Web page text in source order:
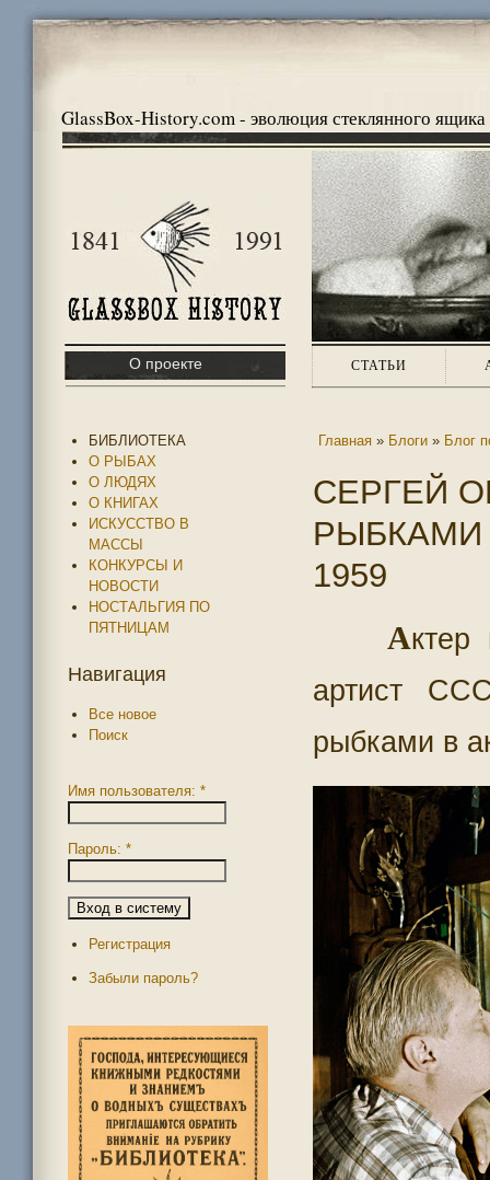
GlassBox-History.com - эволюция стеклянного ящика
О проекте СТАТЬИ
Главная » Блоги » Блог
СЕРГЕЙ
РЫБКАМИ
1959
Актер
артист
рыбками в
БИБЛИОТЕКА
О РЫБАХ
О ЛЮДЯХ
О КНИГАХ
ИСКУССТВО В
МАССЫ
КОНКУРСЫ И
НОВОСТИ
НОСТАЛЬГИЯ ПО
ПЯТНИЦАМ
Навигация
Все новое
Поиск
Имя пользователя: *
Пароль: *
Регистрация
Забыли пароль?